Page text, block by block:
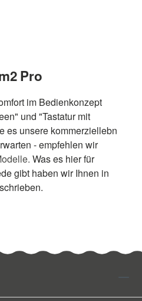
Pro
im Bedienkonzept
und "Tastatur mit
es unsere kommerziellebn
- empfehlen wir
Was es hier für
gibt haben wir Ihnen in